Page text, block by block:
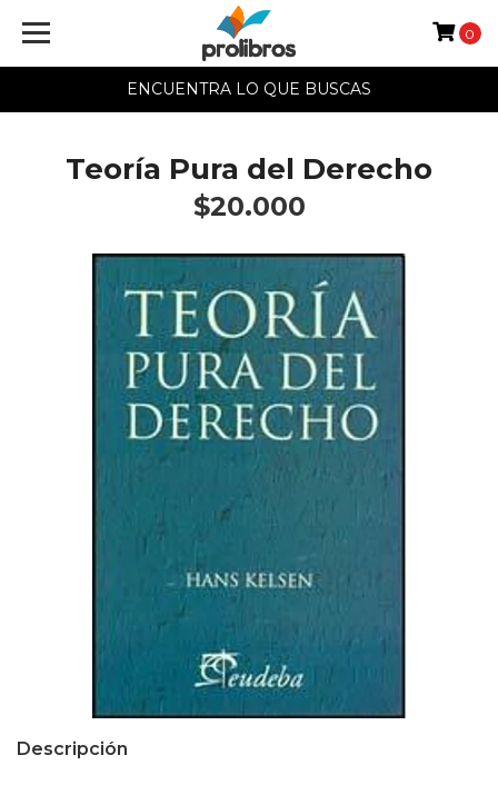
ENCUENTRA LO QUE BUSCAS
0
Teoría Pura del Derecho
$20.000
Descripción